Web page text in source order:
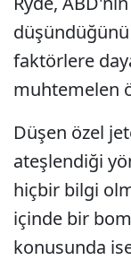
faktörlere
muhtemelen
Düşen özel
ateşlendiği
hiçbir bilgi
içinde bir
konusunda